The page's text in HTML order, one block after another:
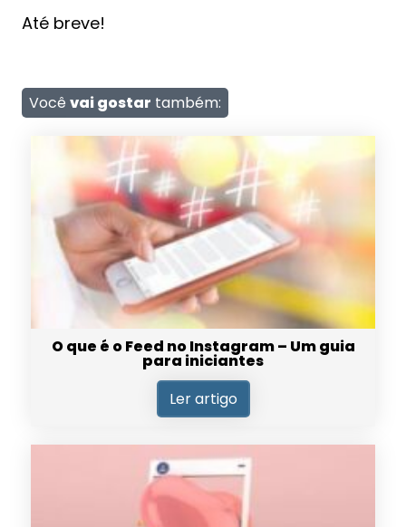
Até breve!
Você vai gostar também:
O que é o Feed no Instagram – Um guia
para iniciantes
Ler artigo